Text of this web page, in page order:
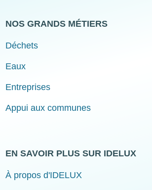
NOS GRANDS MÉTIERS
Déchets
Eaux
Entreprises
Appui aux communes
EN SAVOIR PLUS SUR IDELUX
À propos d'IDELUX